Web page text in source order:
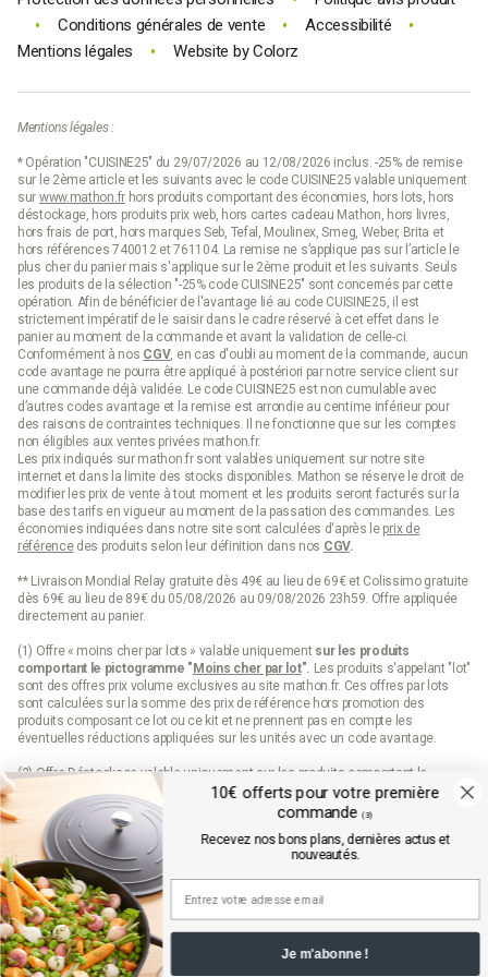
• Conditions générales de vente • Accessibilité •
Mentions légales • Website byColorz
Mentions légales :
* Opération "CUISINE25" du 29/07/2026 au 12/08/2026 inclus. -25% de remise
sur le 2ème article et les suivants avec le code CUISINE25 valable uniquement
sur www.mathon.frhors produits comportant des économies, hors lots, hors
déstockage, hors produits prix web, hors cartes cadeau Mathon, hors livres,
hors frais de port, hors marques Seb, Tefal, Moulinex, Smeg, Weber, Brita et
hors références 740012 et 761104. La remise ne s’applique pas sur l’article le
plus cher du panier mais s'applique sur le 2ème produit et les suivants. Seuls
les produits de la sélection "-25% code CUISINE25" sont concernés par cette
opération. Afin de bénéficier de l'avantage lié au code CUISINE25, il est
strictement impératif de le saisir dans le cadre réservé à cet effet dans le
panier au moment de la commande et avant la validation de celle-ci.
Conformément à nos CGV, en cas d'oubli au moment de la commande, aucun
code avantage ne pourra être appliqué à postériori par notre service client sur
une commande déjà validée. Le code CUISINE25 est non cumulable avec
d’autres codes avantage et la remise est arrondie au centime inférieur pour
des raisons de contraintes techniques. Il ne fonctionne que sur les comptes
non éligibles aux ventes privées mathon.fr.
Les prix indiqués sur mathon.fr sont valables uniquement sur notre site
internet et dans la limite des stocks disponibles. Mathon se réserve le droit de
modifier les prix de vente à tout moment et les produits seront facturés sur la
base des tarifs en vigueur au moment de la passation des commandes. Les
économies indiquées dans notre site sont calculées d'après le prix de
référencedes produits selon leur définition dans nos CGV.
** Livraison Mondial Relay gratuite dès 49€ au lieu de 69€ et Colissimo gratuite
dès 69€ au lieu de 89€ du 05/08/2026 au 09/08/2026 23h59. Offre appliquée
directement au panier.
(1) Offre « moins cher par lots » valable uniquement sur les produits
comportant le pictogramme "Moins cher par lot". Les produits s'appelant "lot"
sont des offres prix volume exclusives au site mathon.fr. Ces offres par lots
sont calculées sur la somme des prix de référence hors promotion des
produits composant ce lot ou ce kit et ne prennent pas en compte les
éventuelles réductions appliquées sur les unités avec un code avantage.
(2) Offre Déstockage valable uniquement sur les produits comportant le
pictogramme "Déstockage" jusqu'à épuisement définitif de leur stock.
(3) 10€ de remise sur votre première commande sur mathon.fr dès 99€
d’achats pour les nouveaux inscrits en saisissant le code qui est envoyé par
mail. Offre valable sur les produits hors marques Seb, Moulinex et Tefal, hors
produits disposant d'un pictogramme "prix web", hors lots, hors cartes cadeaux
et dès 99€ d'achats hors frais de port.
Conditions détaillées disponibles dans l’email de confirmation d’inscription à la
newsletter.
(4) Offre « Prix web » valable uniquement sur les produits comportant le
10€ offerts pour votre première
commande (3)
Recevez nos bons plans, dernières actus et
nouveautés.
Je m'abonne !